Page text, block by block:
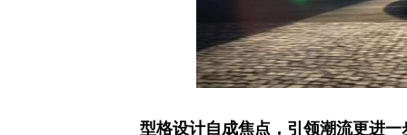
型格设计自成焦点，引领潮流更进一